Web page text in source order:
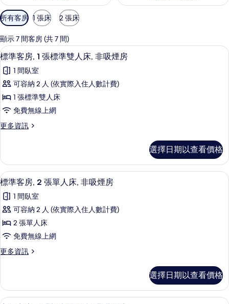
可
用
的
客
房
篩
選
條
所有客房 1 張床 2 張床
顯示 7 間客房 (共 7 間)
顯
示
標
準
客
1
標
準
雙
人
床,
非
吸
煙
所
標準客房, 1 張標準雙人床, 非吸煙房
7
標準客房, 1 張標準雙人床, 非吸煙房
1 間臥室
可容納 2 人 (依實際入住人數計費)
1 張標準雙人床
免費無線上網
更多資訊
更
客
房,
1
標
準
人
床,
吸
詳
情
選擇日期以查看價格
顯
示
標
準
客
2
單
人
標準客房, 2 張單人床, 非吸煙房 |
6
標準客房, 2 張單人床, 非吸煙房
1 間臥室
可容納 2 人 (依實際入住人數計費)
2 張單人床
免費無線上網
更多資訊
更
客
房,
選擇日期以查看價格
高級客房, 1 張加大雙人床, 非吸煙房